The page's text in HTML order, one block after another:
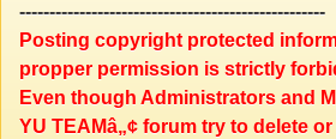
---------------------------------------------------
Posting copyright protected
propper permission is strictly
Even though Administrators and
YU TEAMâ„¢ forum try to delete